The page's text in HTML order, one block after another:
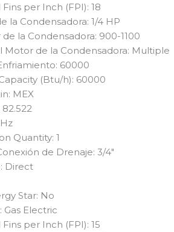
per Inch (FPI): 18
la Condensadora: 1/4 HP
la Condensadora: 900-1100
Motor de la Condensadora: Multiple
60000
(Btu/h): 60000
MEX
Quantity: 1
de Drenaje: 3/4″
Direct
Star: No
Gas Electric
per Inch (FPI): 15